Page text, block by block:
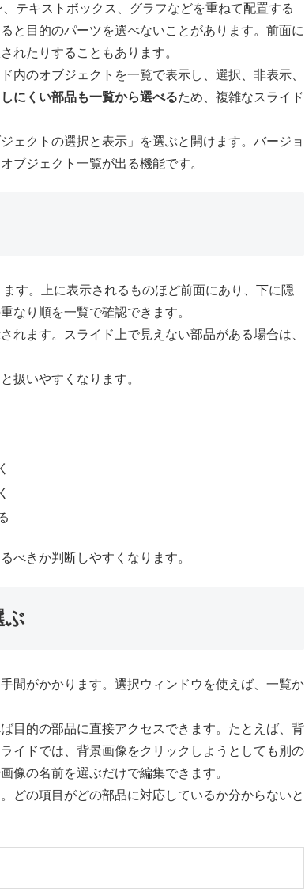
テキストボックス、グラフなどを重ねて配置する
と目的のパーツを選べないことがあります。前面に
れたりすることもあります。
内のオブジェクトを一覧で表示し、選択、非表示、
にくい部品も一覧から選べるため、複雑なスライド
ェクトの選択と表示」を選ぶと開けます。バージョ
ブジェクト一覧が出る機能です。
す。上に表示されるものほど前面にあり、下に隠
なり順を一覧で確認できます。
れます。スライド上で見えない部品がある場合は、
扱いやすくなります。
べきか判断しやすくなります。
ぶ
間がかかります。選択ウィンドウを使えば、一覧か
目的の部品に直接アクセスできます。たとえば、背
イドでは、背景画像をクリックしようとしても別の
像の名前を選ぶだけで編集できます。
どの項目がどの部品に対応しているか分からないと